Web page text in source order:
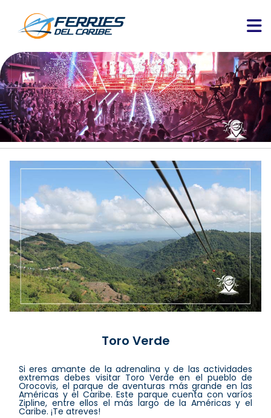
Toro Verde
Si eres amante de la adrenalina y de las actividades
extremas debes visitar Toro Verde en el pueblo de
Orocovis, el parque de aventuras más grande en las
Américas y el Caribe. Este parque cuenta con varíos
Zipline, entre ellos el más largo de la Américas y el
Caribe. ¡Te atreves!